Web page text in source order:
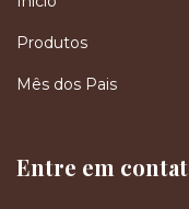
Produtos
Mês dos Pais
Entre em